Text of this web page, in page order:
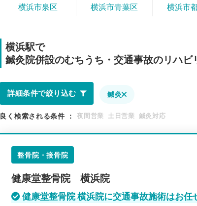
横浜市泉区 横浜市青葉区 横浜市
横浜駅で
鍼灸院併設のむちうち・交通事故のリハ
詳細条件で絞り込む 鍼灸
良く検索される条件 ： 夜間営業 土日営業 鍼灸対応
整骨院・接骨院
健康堂整骨院 横浜院
健康堂整骨院 横浜院に交通事故施術はお任